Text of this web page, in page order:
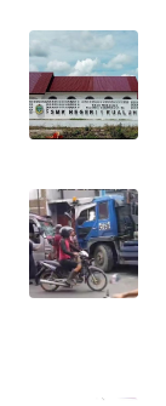
LANGKAT
WN
WN
TANJUNG
LESUNG